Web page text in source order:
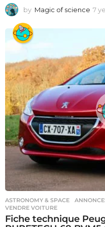
by Magic of science 7
ASTRONOMY & SPACE
VENDRE VOITURE
Fiche technique